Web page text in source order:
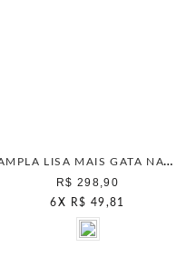
AMPLA LISA MAIS GATA NATURAL
R$ 298,90
6 X R$ 49,81